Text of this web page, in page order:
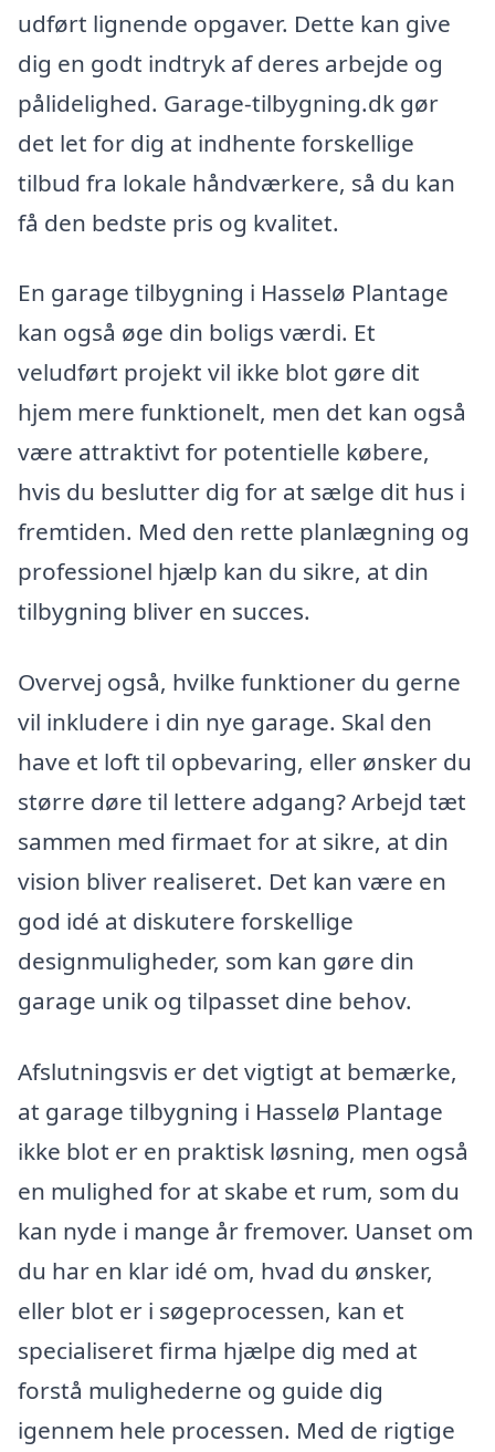
udført lignende opgaver. Dette kan give
dig en godt indtryk af deres arbejde og
pålidelighed. Garage-tilbygning.dk gør
det let for dig at indhente forskellige
tilbud fra lokale håndværkere, så du kan
få den bedste pris og kvalitet.
En garage tilbygning i Hasselø Plantage
kan også øge din boligs værdi. Et
veludført projekt vil ikke blot gøre dit
hjem mere funktionelt, men det kan også
være attraktivt for potentielle købere,
hvis du beslutter dig for at sælge dit hus i
fremtiden. Med den rette planlægning og
professionel hjælp kan du sikre, at din
tilbygning bliver en succes.
Overvej også, hvilke funktioner du gerne
vil inkludere i din nye garage. Skal den
have et loft til opbevaring, eller ønsker du
større døre til lettere adgang? Arbejd tæt
sammen med firmaet for at sikre, at din
vision bliver realiseret. Det kan være en
god idé at diskutere forskellige
designmuligheder, som kan gøre din
garage unik og tilpasset dine behov.
Afslutningsvis er det vigtigt at bemærke,
at garage tilbygning i Hasselø Plantage
ikke blot er en praktisk løsning, men også
en mulighed for at skabe et rum, som du
kan nyde i mange år fremover. Uanset om
du har en klar idé om, hvad du ønsker,
eller blot er i søgeprocessen, kan et
specialiseret firma hjælpe dig med at
forstå mulighederne og guide dig
igennem hele processen. Med de rigtige